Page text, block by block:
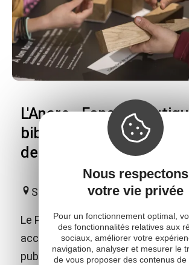
L'Ancre - Espace
bibliothèque et musée
des métiers d'art du
Sauveterre-de-Rouergue
Le Pôle des métiers d'art du Pays
accueille à l'Ancre, son espace
publics. Terrain de rencontre
Nous respectons
votre vie privée
Pour un fonctionnement optimal,
des fonctionnalités relatives aux
sociaux, améliorer votre
navigation, analyser et mesurer le
de vous proposer des contenus de